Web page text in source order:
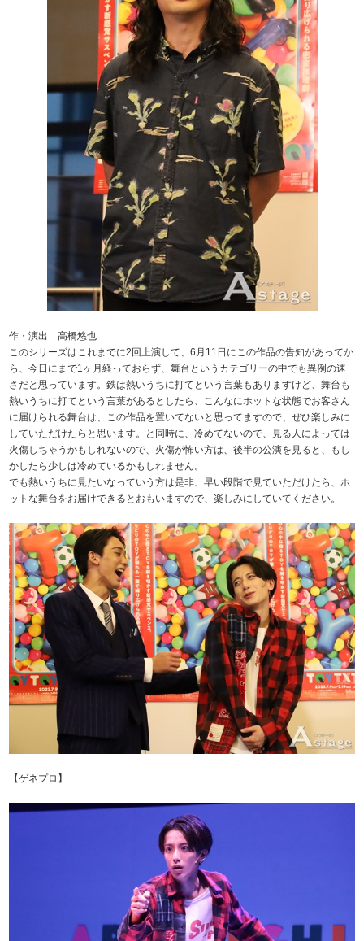
作・演出 高橋悠也
このシリーズはこれまでに2回上演して、6月11日にこの作品の告知があってか
ら、今日にまで1ヶ月経っておらず、舞台というカテゴリーの中でも異例の速
さだと思っています。鉄は熱いうちに打てという言葉もありますけど、舞台も
熱いうちに打てという言葉があるとしたら、こんなにホットな状態でお客さん
に届けられる舞台は、この作品を置いてないと思ってますので、ぜひ楽しみに
していただけたらと思います。と同時に、冷めてないので、見る人によっては
火傷しちゃうかもしれないので、火傷が怖い方は、後半の公演を見ると、もし
かしたら少しは冷めているかもしれません。
でも熱いうちに見たいなっていう方は是非、早い段階で見ていただけたら、ホ
ットな舞台をお届けできるとおもいますので、楽しみにしていてください。
【ゲネプロ】